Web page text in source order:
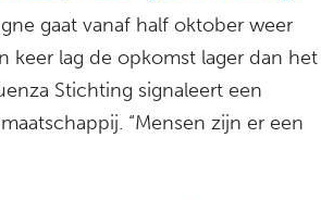
gaat vanaf half oktober weer
keer lag de opkomst lager dan het
Stichting signaleert een
“Mensen zijn er een